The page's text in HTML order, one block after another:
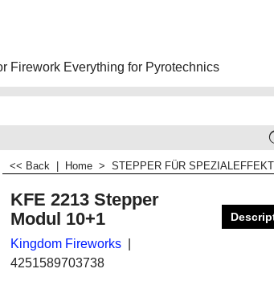
Firework Everything for Pyrotechnics
<< Back Home > STEPPER FÜR
KFE 2213 Stepper
Modul 10+1
Kingdom Fireworks
4251589703738